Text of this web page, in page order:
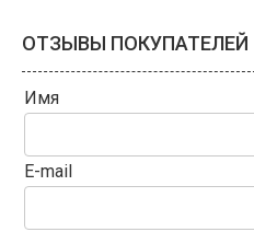
ОТЗЫВЫ ПОКУПАТЕЛЕЙ
Имя
E-mail